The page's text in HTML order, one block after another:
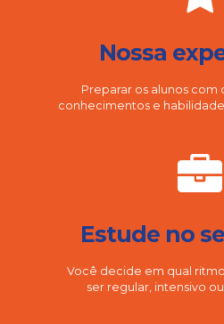
Nossa
Preparar os alunos com
conhecimentos e
Estude no
Você decide em qual
ser regular, intensivo